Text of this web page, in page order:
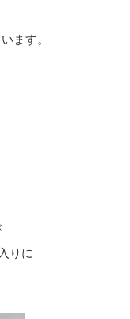
ます。
りに